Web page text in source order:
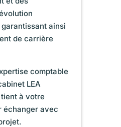
ainsi
de carrière
comptable
LEA
à votre
échanger avec